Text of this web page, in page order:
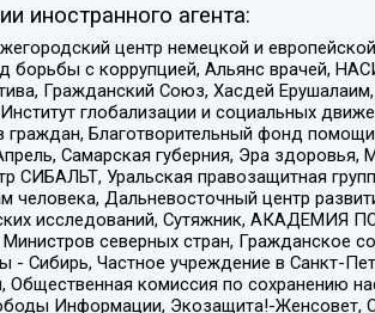
иностранного агента:
центр немецкой и
борьбы с коррупцией, Альянс врачей,
Гражданский Союз, Хасдей
глобализации и социальных
Благотворительный фонд
Самарская губерния, Эра
СИБАЛЬТ, Уральская правозащитная
человека, Дальневосточный центр
исследований, Сутяжник, АКАДЕМИЯ
северных стран, Гражданское
Сибирь, Частное учреждение в Санкт-
комиссия по сохранению
Информации, Экозащита!-Женсовет,